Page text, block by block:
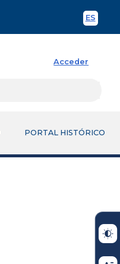
ES
Acceder
PORTAL HISTÓRICO